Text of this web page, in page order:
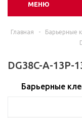
МЕНЮ
Главная - Барьерные
DG38C-A-13P-
Барьерные